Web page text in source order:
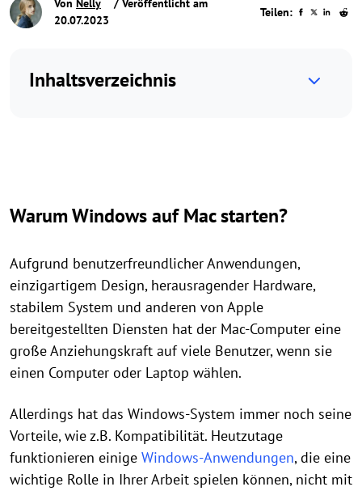
Von Nelly
/ Veröffentlicht am
20.07.2023
Teilen:
Inhaltsverzeichnis
Warum Windows auf Mac starten?
Aufgrund benutzerfreundlicher Anwendungen,
einzigartigem Design, herausragender Hardware,
stabilem System und anderen von Apple
bereitgestellten Diensten hat der Mac-Computer eine
große Anziehungskraft auf viele Benutzer, wenn sie
einen Computer oder Laptop wählen.
Allerdings hat das Windows-System immer noch seine
Vorteile, wie z.B. Kompatibilität. Heutzutage
funktionieren einige Windows-Anwendungen, die eine
wichtige Rolle in Ihrer Arbeit spielen können, nicht mit